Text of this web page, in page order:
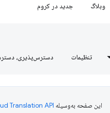
وبلاگ جدید در کروم
تنظیمات دسترس‌پذیری،
این صفحه به‌وسیله